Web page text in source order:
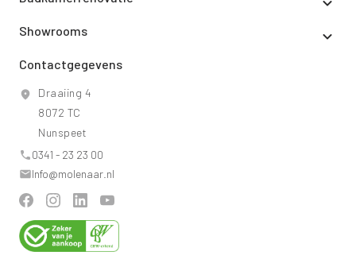
Showrooms
Contactgegevens
Draaiing 4
8072 TC
Nunspeet
0341 - 23 23 00
Info@molenaar.nl